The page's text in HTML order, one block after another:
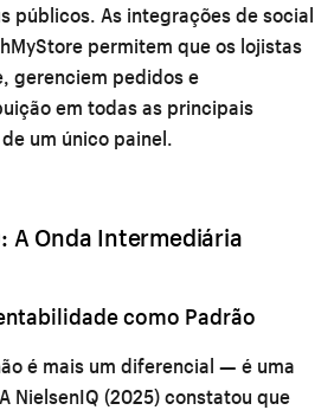
públicos. As integrações de social
permitem que os lojistas
gerenciem pedidos e
em todas as principais
um único painel.
A Onda Intermediária
como Padrão
é mais um diferencial — é uma
NielsenIQ (2025) constatou que